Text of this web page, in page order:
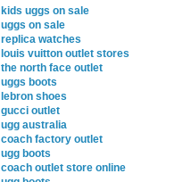
kids uggs on sale
uggs on sale
replica watches
louis vuitton outlet stores
the north face outlet
uggs boots
lebron shoes
gucci outlet
ugg australia
coach factory outlet
ugg boots
coach outlet store online